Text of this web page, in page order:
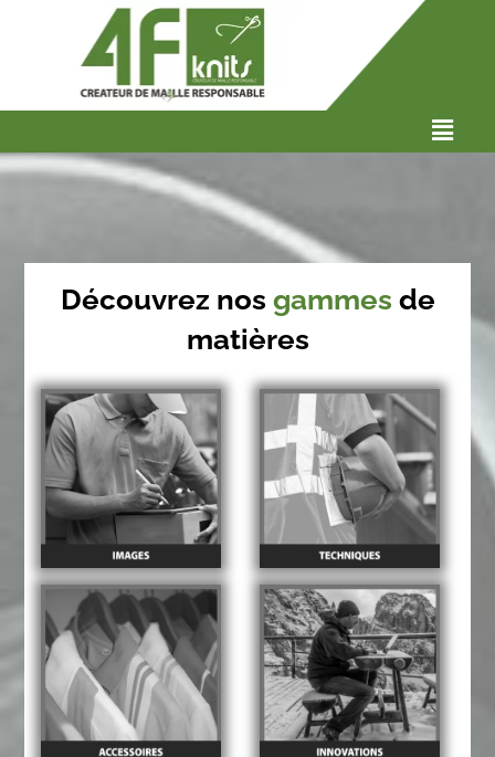
Découvrez nos gammes de
matières